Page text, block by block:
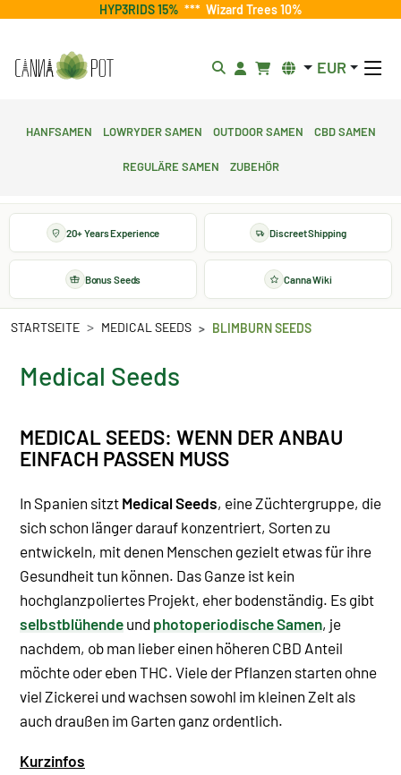
HYP3RIDS 15% *** Wizard Trees 10%
EUR
Hanfsamen Lowryder Samen Outdoor Samen CBD Samen
Reguläre Samen Zubehör
20+ Years Experience Discreet Shipping
Bonus Seeds Canna Wiki
STARTSEITE MEDICAL SEEDS BLIMBURN SEEDS
Medical Seeds
MEDICAL SEEDS: WENN DER ANBAU
EINFACH PASSEN MUSS
In Spanien sitzt Medical Seeds, eine Züchtergruppe, die
sich schon länger darauf konzentriert, Sorten zu
entwickeln, mit denen Menschen gezielt etwas für ihre
Gesundheit tun können. Das Ganze ist kein
hochglanzpoliertes Projekt, eher bodenständig. Es gibt
selbstblühende und photoperiodische Samen, je
nachdem, ob man lieber einen höheren CBD Anteil
möchte oder eben THC. Viele der Pflanzen starten ohne
viel Zickerei und wachsen sowohl im kleinen Zelt als
auch draußen im Garten ganz ordentlich.
Kurzinfos